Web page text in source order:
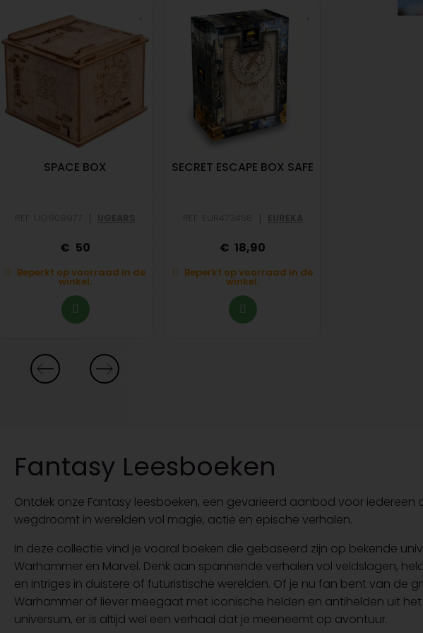
SPACE BOX
| UGEARS
50
Beperkt op voorraad in de
winkel.
SECRET ESCAPE BOX SAFE
REF: EUR473458 | EUREKA
18,90
Beperkt op voorraad in de
winkel.
Fantasy Leesboeken
Ontdek onze Fantasy leesboeken, een gevarieerd aanbod voor iedereen
wegdroomt in werelden vol magie, actie en epische verhalen.
In deze collectie vind je vooral boeken die gebaseerd zijn op bekende
Warhammer en Marvel. Denk aan spannende verhalen vol veldslagen,
en intriges in duistere of futuristische werelden. Of je nu fan bent van de
Warhammer of liever meegaat met iconische helden en antihelden uit
universum, er is altijd wel een verhaal dat je meeneemt op avontuur.